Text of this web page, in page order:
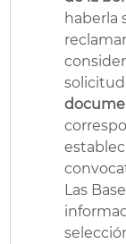
haberla
Las